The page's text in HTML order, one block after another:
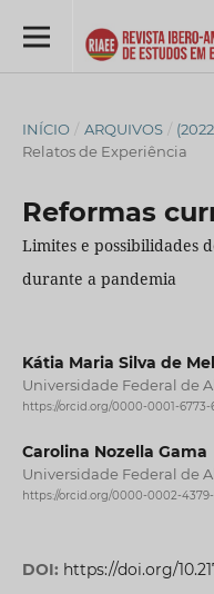
INÍCIO / ARQUIVOS /
Relatos de Experiência
Reformas
Limites e possibilidades
durante a pandemia
Kátia Maria Silva de
Universidade Federal de
https://orcid.org/0000-0001-6773-
Carolina Nozella Gama
Universidade Federal de
https://orcid.org/0000-0002-
DOI: https://doi.org/